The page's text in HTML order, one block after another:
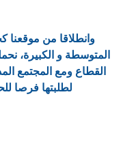
وانطلاقا من موقعنا
المتوسطة و الكبيرة،
القطاع ومع المجتمع
لطلبتها فرصا